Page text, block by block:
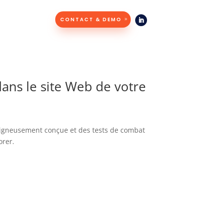
CONTACT & DEMO
le site Web de votre
conçue et des tests de combat